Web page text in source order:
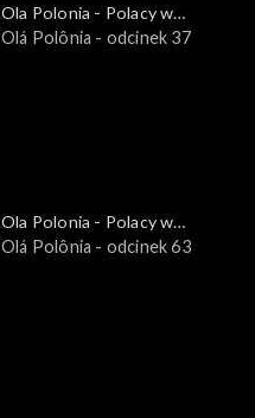
Ola Polonia - Polacy w
Brazylii i Ameryce
Olá Polônia - odcinek 37
Ola Polonia - Polacy w
Brazylii i Ameryce
Olá Polônia - odcinek 63